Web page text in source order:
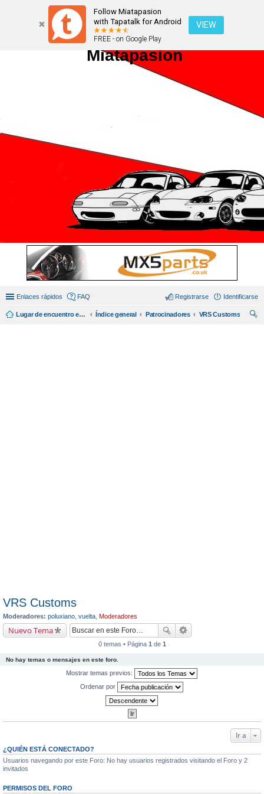
Follow Miatapasion
with Tapatalk for Android
FREE - on Google Play
VIEW
Miatapasion
Enlaces rápidos FAQ Identificarse
Registrarse
Lugar de encuentro en español de amantes del miata/mx5. Índice general Patrocinadores
VRS Customs
VRS Customs
Moderadores: poluxiano vuelta Moderadores
Nuevo Tema
0 temas • Página 1 de 1
No hay temas o mensajes en este foro.
Mostrar temas previos:
Ordenar por
Ir a
¿QUIÉN ESTÁ CONECTADO?
Usuarios navegando por este Foro: No hay usuarios registrados visitando el Foro y 2
invitados
PERMISOS DEL FORO